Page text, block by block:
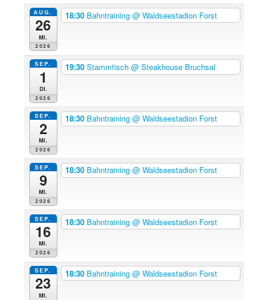
AUG.
26
Mi.
2026
18:30 Bahntraining @ Waldseestadion Forst
SEP.
1
Di.
2026
19:30 Stammtisch @ Steakhouse Bruchsal
SEP.
2
Mi.
2026
18:30 Bahntraining @ Waldseestadion Forst
SEP.
9
Mi.
2026
18:30 Bahntraining @ Waldseestadion Forst
SEP.
16
Mi.
2026
18:30 Bahntraining @ Waldseestadion Forst
SEP.
23
Mi.
18:30 Bahntraining @ Waldseestadion Forst